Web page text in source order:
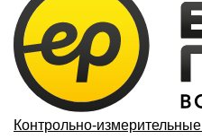
Контрольно-